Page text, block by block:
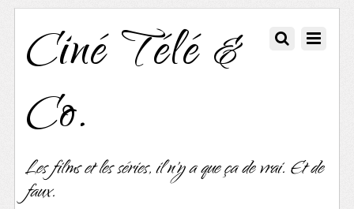
Ciné Télé &
Co.
Les films et les séries, il n'y a que ça de vrai. Et de
faux.